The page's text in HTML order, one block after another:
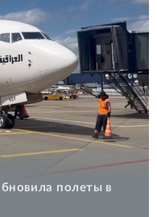
полеты в